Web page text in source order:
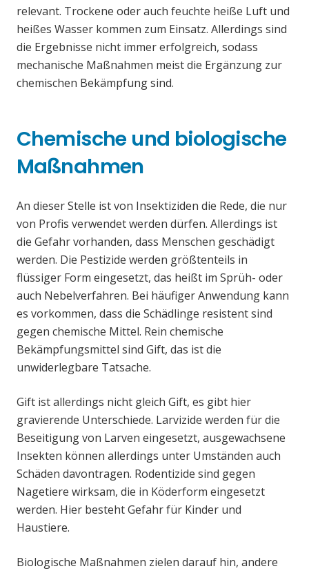
relevant. Trockene oder auch feuchte heiße Luft und
heißes Wasser kommen zum Einsatz. Allerdings sind
die Ergebnisse nicht immer erfolgreich, sodass
mechanische Maßnahmen meist die Ergänzung zur
chemischen Bekämpfung sind.
Chemische und biologische
Maßnahmen
An dieser Stelle ist von Insektiziden die Rede, die nur
von Profis verwendet werden dürfen. Allerdings ist
die Gefahr vorhanden, dass Menschen geschädigt
werden. Die Pestizide werden größtenteils in
flüssiger Form eingesetzt, das heißt im Sprüh- oder
auch Nebelverfahren. Bei häufiger Anwendung kann
es vorkommen, dass die Schädlinge resistent sind
gegen chemische Mittel. Rein chemische
Bekämpfungsmittel sind Gift, das ist die
unwiderlegbare Tatsache.
Gift ist allerdings nicht gleich Gift, es gibt hier
gravierende Unterschiede. Larvizide werden für die
Beseitigung von Larven eingesetzt, ausgewachsene
Insekten können allerdings unter Umständen auch
Schäden davontragen. Rodentizide sind gegen
Nagetiere wirksam, die in Köderform eingesetzt
werden. Hier besteht Gefahr für Kinder und
Haustiere.
Biologische Maßnahmen zielen darauf hin, andere